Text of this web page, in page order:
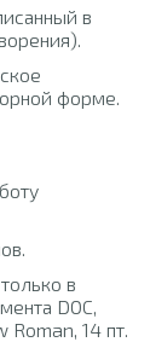
в
форме.
в
DOC,
Roman, 14 пт.